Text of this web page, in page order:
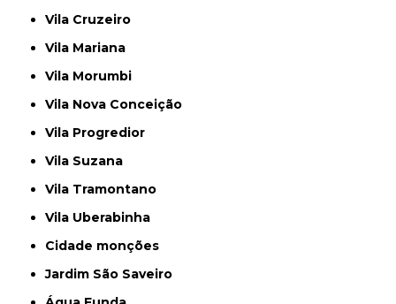
Vila Cruzeiro
Vila Mariana
Vila Morumbi
Vila Nova Conceição
Vila Progredior
Vila Suzana
Vila Tramontano
Vila Uberabinha
cidade monções
jardim São Saveiro